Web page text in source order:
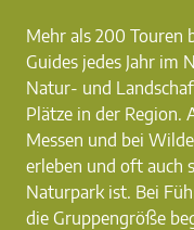
Mehr als 200 Touren
Guides jedes Jahr im
Natur- und
Plätze in der Region.
Messen und bei
erleben und oft auch
Naturpark ist. Bei
die Gruppengröße